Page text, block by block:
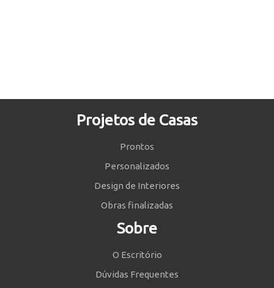
Projetos de Casas
Prontos
Personalizados
Design de Interiores
Obras finalizadas
Sobre
O Escritório
Dúvidas Frequentes